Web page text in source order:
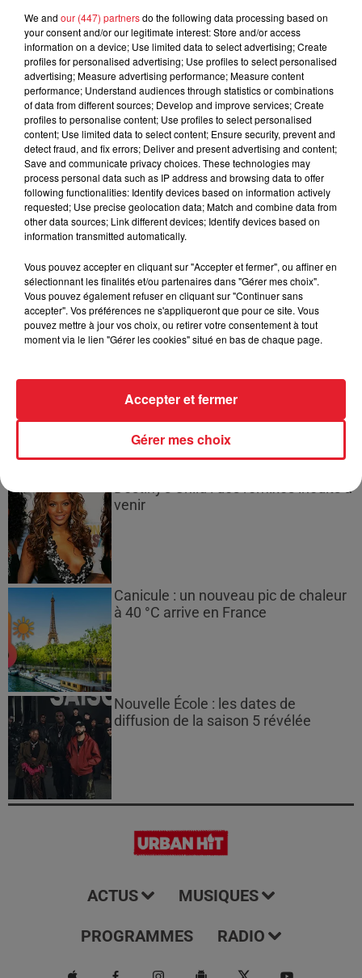
Incendies en Gironde : encore
plusieurs semaines avant
l'extinction...
Bouches-du-Rhône : les ossements
de deux militaires disparus...
Les prix des carburants explosent :
gazole et SP95-E10 au-dessus de...
21 Savage rend hommage à Seven
Shirley, son « neveu » tragiquement...
Destiny's Child : des remixes inédits à
venir
Canicule : un nouveau pic de chaleur
à 40 °C arrive en France
Nouvelle École : les dates de
diffusion de la saison 5 révélée
ACTUS MUSIQUES
PROGRAMMES RADIO
We and our (447) partnersdo the following data processing based on
your consent and/or our legitimate interest: Store and/or access
information on a device; Use limited data to select advertising; Create
profiles for personalised advertising; Use profiles to select personalised
advertising; Measure advertising performance; Measure content
performance; Understand audiences through statistics or combinations
of data from different sources; Develop and improve services; Create
profiles to personalise content; Use profiles to select personalised
content; Use limited data to select content; Ensure security, prevent and
detect fraud, and fix errors; Deliver and present advertising and content;
Save and communicate privacy choices. These technologies may
process personal data such as IP address and browsing data to offer
following functionalities: Identify devices based on information actively
requested; Use precise geolocation data; Match and combine data from
other data sources; Link different devices; Identify devices based on
information transmitted automatically.
Vous pouvez accepter en cliquant sur "Accepter et fermer", ou affiner en
sélectionnant les finalités et/ou partenaires dans "Gérer mes choix".
Vous pouvez également refuser en cliquant sur "Continuer sans
accepter". Vos préférences ne s'appliqueront que pour ce site. Vous
pouvez mettre à jour vos choix, ou retirer votre consentement à tout
moment via le lien "Gérer les cookies" situé en bas de chaque page.
Gérer mes choix
Accepter et fermer